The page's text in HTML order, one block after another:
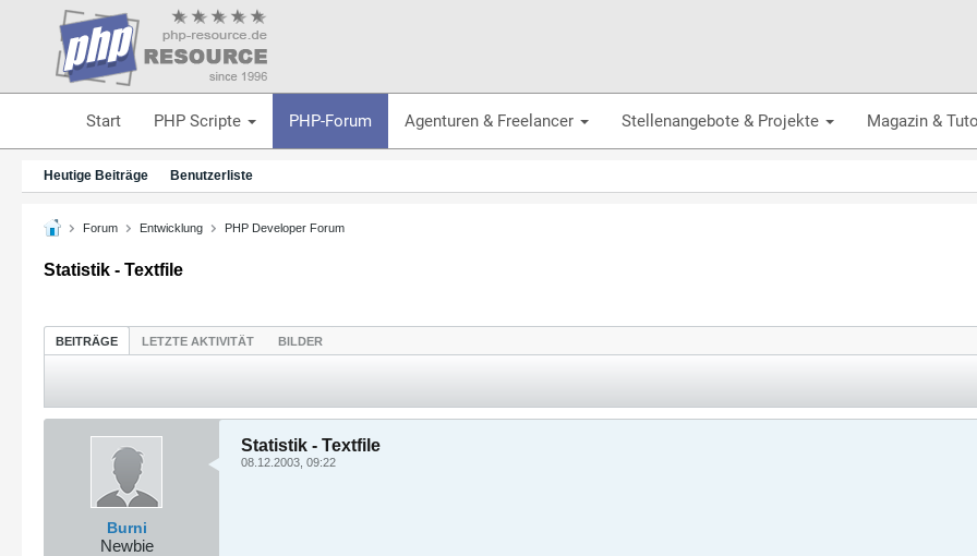
Start PHP Scripte PHP-Forum Agenturen & Freelancer Stellenangebote & Projekte Magazin &
Heutige Beiträge Benutzerliste
Forum Entwicklung PHP Developer Forum
Statistik - Textfile
BEITRÄGE LETZTE AKTIVITÄT BILDER
Burni
Newbie
Statistik - Textfile
08.12.2003, 09:22